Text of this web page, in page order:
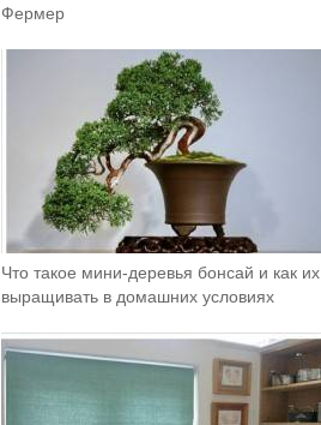
Фермер
Что такое мини-деревья бонсай и как их
выращивать в домашних условиях